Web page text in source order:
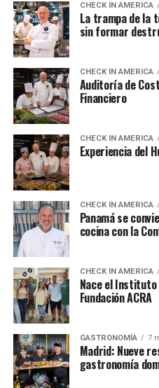
CHECK IN AMERICA
La trampa de la
sin formar
CHECK IN AMERICA
Auditoría de
Financiero
CHECK IN AMERICA
Experiencia del
CHECK IN AMERICA
Panamá se
cocina con la
CHECK IN AMERICA
Nace el
Fundación ACRA
GASTRONOMÍA 7
Madrid: Nueve
gastronomía